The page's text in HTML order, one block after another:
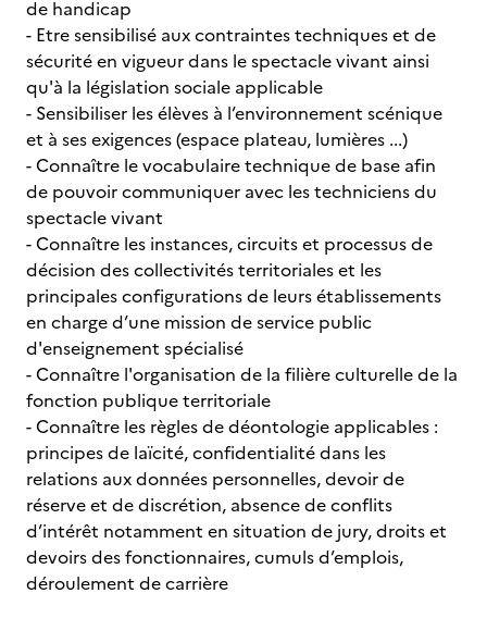
de handicap
- Etre sensibilisé aux contraintes techniques et de
sécurité en vigueur dans le spectacle vivant ainsi
qu'à la législation sociale applicable
- Sensibiliser les élèves à l’environnement scénique
et à ses exigences (espace plateau, lumières ...)
- Connaître le vocabulaire technique de base afin
de pouvoir communiquer avec les techniciens du
spectacle vivant
- Connaître les instances, circuits et processus de
décision des collectivités territoriales et les
principales configurations de leurs établissements
en charge d’une mission de service public
d'enseignement spécialisé
- Connaître l'organisation de la filière culturelle de la
fonction publique territoriale
- Connaître les règles de déontologie applicables :
principes de laïcité, confidentialité dans les
relations aux données personnelles, devoir de
réserve et de discrétion, absence de conflits
d’intérêt notamment en situation de jury, droits et
devoirs des fonctionnaires, cumuls d’emplois,
déroulement de carrière